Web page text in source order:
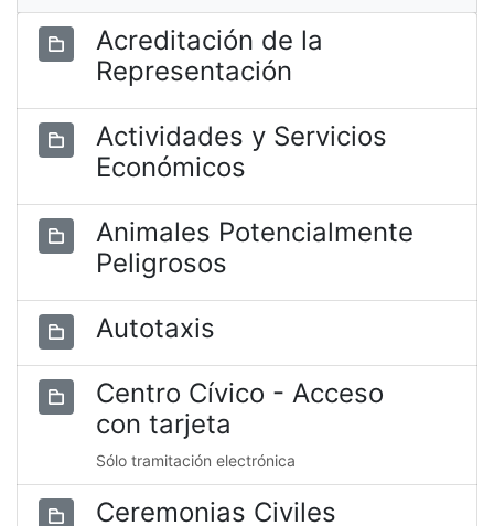
Acreditación de la
Representación
Actividades y Servicios
Económicos
Animales Potencialmente
Peligrosos
Autotaxis
Centro Cívico - Acceso
con tarjeta
Sólo tramitación electrónica
Ceremonias Civiles